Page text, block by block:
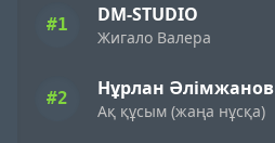
#1 DM-STUDIO
Жигало Валера
#2 Нұрлан Әлімжанов
Ақ құсым (жаңа нұсқа)